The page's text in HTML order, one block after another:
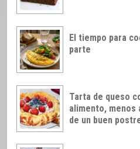
El tiempo para
parte
Tarta de queso
alimento, menos
de un buen